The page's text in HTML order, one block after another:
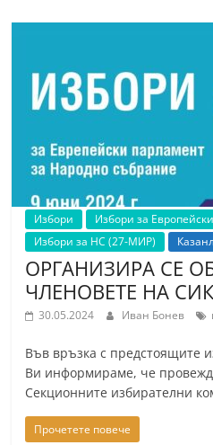
Избори
Избори за
Избори за НС (27-МИР)
ОРГАНИЗИРА СЕ
ЧЛЕНОВЕТЕ НА СИК
30.05.2024 Иван Бонев
Във връзка с предстоящите
Ви информираме, че
Секционните избирателни
Прочетете повече